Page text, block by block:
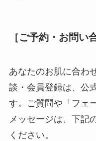
［ご予約・お問い
あなたのお肌に合わ
談・会員登録は、公
す。ご質問や「フェ
メッセージは、下記
ください。